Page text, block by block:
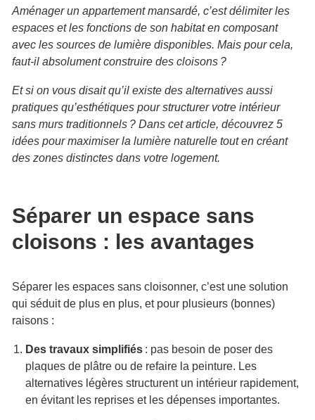
Aménager un appartement mansardé, c’est délimiter les
espaces et les fonctions de son habitat en composant
avec les sources de lumière disponibles. Mais pour cela,
faut-il absolument construire des cloisons ?
Et si on vous disait qu’il existe des alternatives aussi
pratiques qu’esthétiques pour structurer votre intérieur
sans murs traditionnels ? Dans cet article, découvrez 5
idées pour maximiser la lumière naturelle tout en créant
des zones distinctes dans votre logement.
Séparer un espace sans
cloisons : les avantages
Séparer les espaces sans cloisonner, c’est une solution
qui séduit de plus en plus, et pour plusieurs (bonnes)
raisons :
Des travaux simplifiés : pas besoin de poser des
plaques de plâtre ou de refaire la peinture. Les
alternatives légères structurent un intérieur rapidement,
en évitant les reprises et les dépenses importantes.